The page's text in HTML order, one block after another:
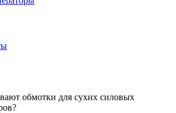
обмотки для сухих силовых